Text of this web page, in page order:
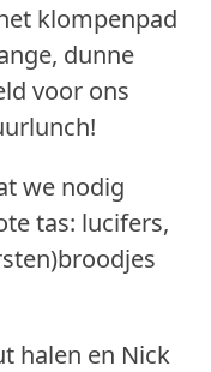
klompenpad
dunne
voor ons
we nodig
tas: lucifers,
halen en Nick